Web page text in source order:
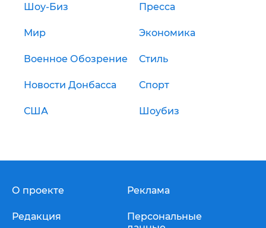
Шоу-Биз Пресса
Мир Экономика
Военное Обозрение Стиль
Новости Донбасса Спорт
США Шоубиз
О проекте
Редакция
Реклама
Персональные